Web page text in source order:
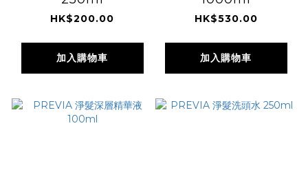
HK$200.00
加入購物車
HK$530.00
加入購物車